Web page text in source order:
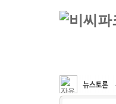
커뮤니티